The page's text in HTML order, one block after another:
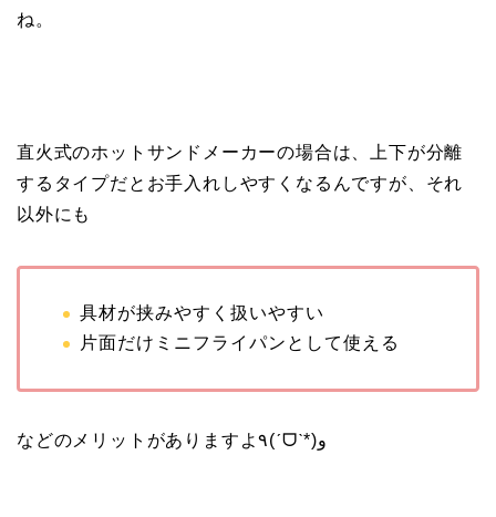
ね。
直火式のホットサンドメーカーの場合は、上下が分離
するタイプだとお手入れしやすくなるんですが、それ
以外にも
具材が挟みやすく扱いやすい
片面だけミニフライパンとして使える
などのメリットがありますよ٩(ˊᗜˋ*)و